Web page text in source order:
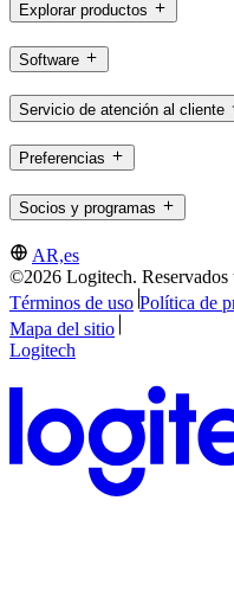
Explorar productos
Software
Servicio de atención al cliente
Preferencias
Socios y programas
AR,es
©2026 Logitech. Reservados
Términos de uso Política de
Mapa del sitio
Logitech